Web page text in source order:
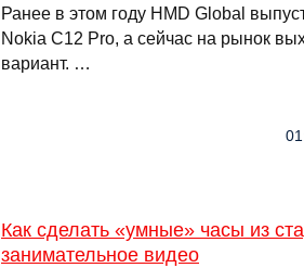
Ранее в этом году HMD Global
Nokia C12 Pro, а сейчас на рынок
вариант. …
Как сделать «умные» часы из
занимательное видео